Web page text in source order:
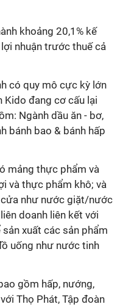
khoảng 20,1% kế
nhuận trước thuế cả
có quy mô cực kỳ lớn
đang cơ cấu lại
Ngành dầu ăn - bơ,
bánh bao & bánh hấp
mảng thực phẩm và
và thực phẩm khô; và
như nước giặt/nước
doanh liên kết với
xuất các sản phẩm
uống như nước tinh
gồm hấp, nướng,
Thọ Phát, Tập đoàn